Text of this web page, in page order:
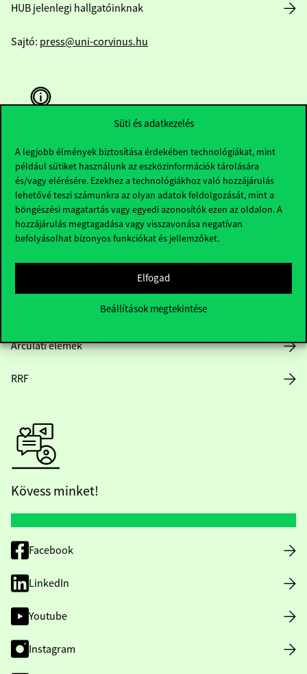
Süti és adatkezelés
A legjobb élmények biztosítása érdekében technológiákat, mint
például sütiket használunk az eszközinformációk tárolására
és/vagy elérésére. Ezekhez a technológiákhoz való hozzájárulás
lehetővé teszi számunkra az olyan adatok feldolgozását, mint a
böngészési magatartás vagy egyedi azonosítók ezen az oldalon. A
hozzájárulás megtagadása vagy visszavonása negatívan
befolyásolhat bizonyos funkciókat és jellemzőket.
Elfogad
Beállítások megtekintése
HUB jelenlegi hallgatóinknak
Sajtó: press@uni-corvinus.hu
Hasznos linkek
Nyitvatartás
Házirend
Arculati elemek
RRF
Kövess minket!
Facebook
LinkedIn
Youtube
Instagram